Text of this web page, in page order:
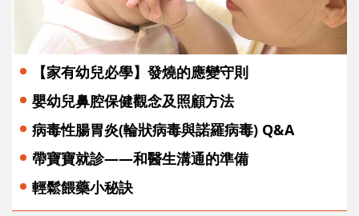
【家有幼兒必學】發燒的應變守則
嬰幼兒鼻腔保健觀念及照顧方法
病毒性腸胃炎(輪狀病毒與諾羅病毒) Q&A
帶寶寶就診——和醫生溝通的準備
輕鬆餵藥小秘訣